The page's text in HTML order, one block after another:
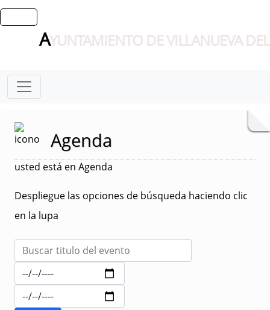
AYUNTAMIENTO DE VILLANUEVA
Agenda
usted está en Agenda
Despliegue las opciones de búsqueda haciendo clic
en la lupa